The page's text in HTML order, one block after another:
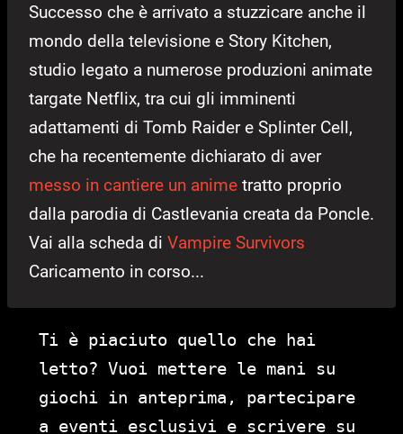
Successo che è arrivato a stuzzicare anche il
mondo della televisione e Story Kitchen,
studio legato a numerose produzioni animate
targate Netflix, tra cui gli imminenti
adattamenti di Tomb Raider e Splinter Cell,
che ha recentemente dichiarato di aver
messo in cantiere un anime tratto proprio
dalla parodia di Castlevania creata da Poncle.
Vai alla scheda di Vampire Survivors
Caricamento in corso...
Ti è piaciuto quello che hai
letto? Vuoi mettere le mani su
giochi in anteprima, partecipare
a eventi esclusivi e scrivere su